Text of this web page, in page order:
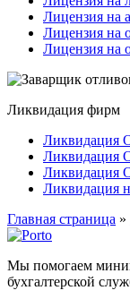
Лицензия на
Лицензия на
Лицензия на
Ликвидация фирм
Ликвидация
Ликвидация
Ликвидация
Ликвидация
Главная страница »
Мы помогаем
бухгалтерской